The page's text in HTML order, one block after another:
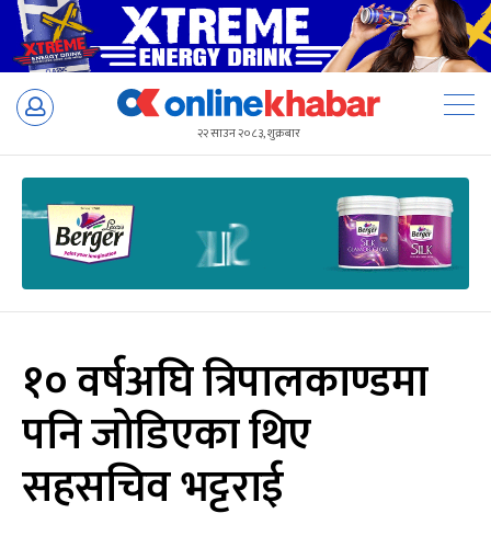
Skip
२२ साउन २०८३, शुक्रबार
१० वर्षअघि त्रिपालकाण्डमा
पनि जोडिएका थिए
सहसचिव भट्टराई